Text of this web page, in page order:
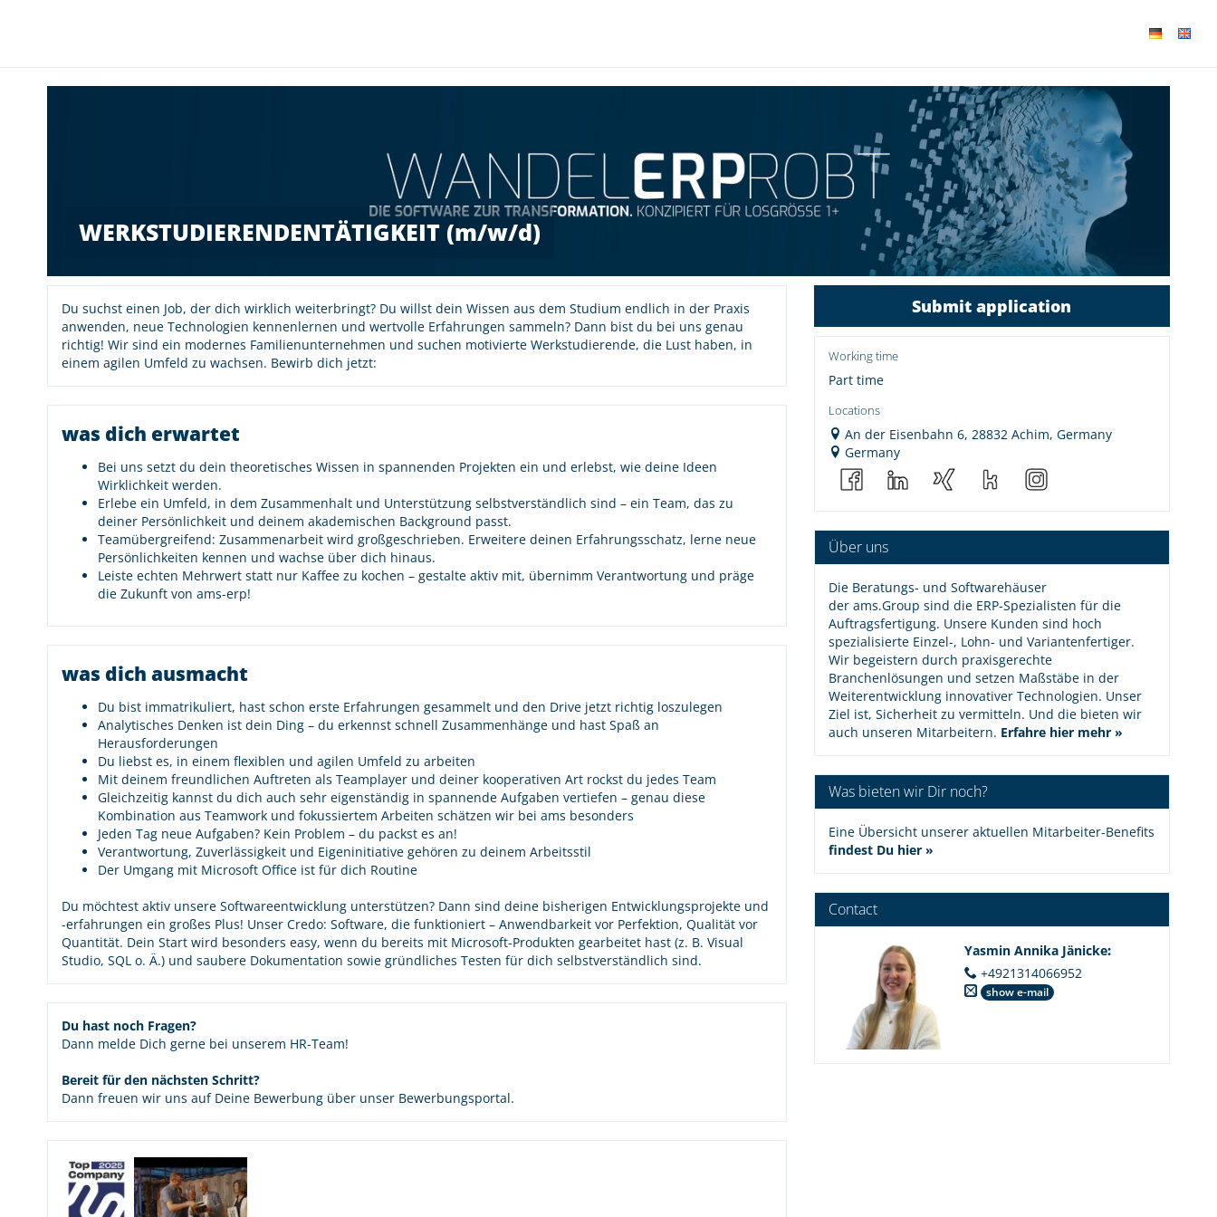
WERKSTUDIERENDENTÄTIGKEIT (m/w/d)
Du suchst einen Job, der dich wirklich weiterbringt? Du willst dein Wissen aus dem Studium endlich in der Praxis
anwenden, neue Technologien kennenlernen und wertvolle Erfahrungen sammeln? Dann bist du bei uns genau
richtig! Wir sind ein modernes Familienunternehmen und suchen motivierte Werkstudierende, die Lust haben, in
einem agilen Umfeld zu wachsen. Bewirb dich jetzt:
was dich erwartet
Bei uns setzt du dein theoretisches Wissen in spannenden Projekten ein und erlebst, wie deine Ideen
Wirklichkeit werden.
Erlebe ein Umfeld, in dem Zusammenhalt und Unterstützung selbstverständlich sind – ein Team, das zu
deiner Persönlichkeit und deinem akademischen Background passt.
Teamübergreifend: Zusammenarbeit wird großgeschrieben. Erweitere deinen Erfahrungsschatz, lerne neue
Persönlichkeiten kennen und wachse über dich hinaus.
Leiste echten Mehrwert statt nur Kaffee zu kochen – gestalte aktiv mit, übernimm Verantwortung und präge
die Zukunft von ams-erp!
was dich ausmacht
Du bist immatrikuliert, hast schon erste Erfahrungen gesammelt und den Drive jetzt richtig loszulegen
Analytisches Denken ist dein Ding – du erkennst schnell Zusammenhänge und hast Spaß an
Herausforderungen
Du liebst es, in einem flexiblen und agilen Umfeld zu arbeiten
Mit deinem freundlichen Auftreten als Teamplayer und deiner kooperativen Art rockst du jedes Team
Gleichzeitig kannst du dich auch sehr eigenständig in spannende Aufgaben vertiefen – genau diese
Kombination aus Teamwork und fokussiertem Arbeiten schätzen wir bei ams besonders
Jeden Tag neue Aufgaben? Kein Problem – du packst es an!
Verantwortung, Zuverlässigkeit und Eigeninitiative gehören zu deinem Arbeitsstil
Der Umgang mit Microsoft Office ist für dich Routine
Du möchtest aktiv unsere Softwareentwicklung unterstützen? Dann sind deine bisherigen Entwicklungsprojekte und
-erfahrungen ein großes Plus! Unser Credo: Software, die funktioniert – Anwendbarkeit vor Perfektion, Qualität vor
Quantität. Dein Start wird besonders easy, wenn du bereits mit Microsoft-Produkten gearbeitet hast (z. B. Visual
Studio, SQL o. Ä.) und saubere Dokumentation sowie gründliches Testen für dich selbstverständlich sind.
Du hast noch Fragen?
Dann melde Dich gerne bei unserem HR-Team!
Bereit für den nächsten Schritt?
Dann freuen wir uns auf Deine Bewerbung über unser Bewerbungsportal.
Submit application
Working time
Part time
Locations
An der Eisenbahn 6, 28832 Achim, Germany
Germany
Über uns
Die Beratungs- und Softwarehäuser
der ams.Group sind die ERP-Spezialisten für die
Auftragsfertigung. Unsere Kunden sind hoch
spezialisierte Einzel-, Lohn- und Variantenfertiger.
Wir begeistern durch praxisgerechte
Branchenlösungen und setzen Maßstäbe in der
Weiterentwicklung innovativer Technologien. Unser
Ziel ist, Sicherheit zu vermitteln. Und die bieten wir
auch unseren Mitarbeitern. Erfahre hier mehr»
Was bieten wir Dir noch?
Eine Übersicht unserer aktuellen Mitarbeiter-Benefits
findest Du hier »
Contact
Yasmin Annika Jänicke:
+4921314066952
show e-mail